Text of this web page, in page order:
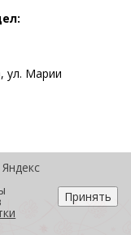
обл., г.
данных
информации
объявлениях.
ул. Марии
Принять